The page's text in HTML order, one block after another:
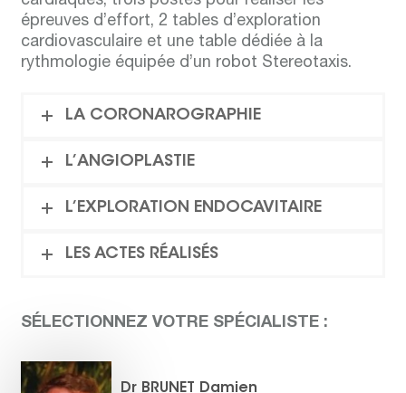
épreuves d’effort, 2 tables d’exploration
cardiovasculaire et une table dédiée à la
rythmologie équipée d’un robot Stereotaxis.
LA CORONAROGRAPHIE
L’ANGIOPLASTIE
L’EXPLORATION ENDOCAVITAIRE
LES ACTES RÉALISÉS
SÉLECTIONNEZ VOTRE SPÉCIALISTE :
Dr BRUNET Damien